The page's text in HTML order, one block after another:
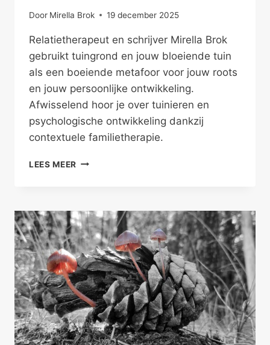
Door Mirella Brok 19 december 2025
Relatietherapeut en schrijver Mirella Brok
gebruikt tuingrond en jouw bloeiende tuin
als een boeiende metafoor voor jouw roots
en jouw persoonlijke ontwikkeling.
Afwisselend hoor je over tuinieren en
psychologische ontwikkeling dankzij
contextuele familietherapie.
LEES MEER WAAR